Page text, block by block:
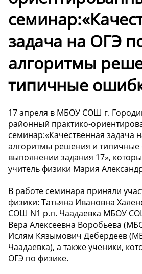
задача на ОГЭ
алгоритмы
типичные
17 апреля в МБОУ СОШ г.
районный практико-
семинар:«Качественная задача
алгоритмы решения и
выполнении задания 17»,
учитель физики Мария
В работе семинара приняли
физики: Татьяна Ивановна
СОШ N1 р.п. Чаадаевка МБОУ
Вера Алексеевна Воробьева
Ислям Кязымович Дебердеев
Чаадаевка), а также ученики,
ОГЭ по физике.